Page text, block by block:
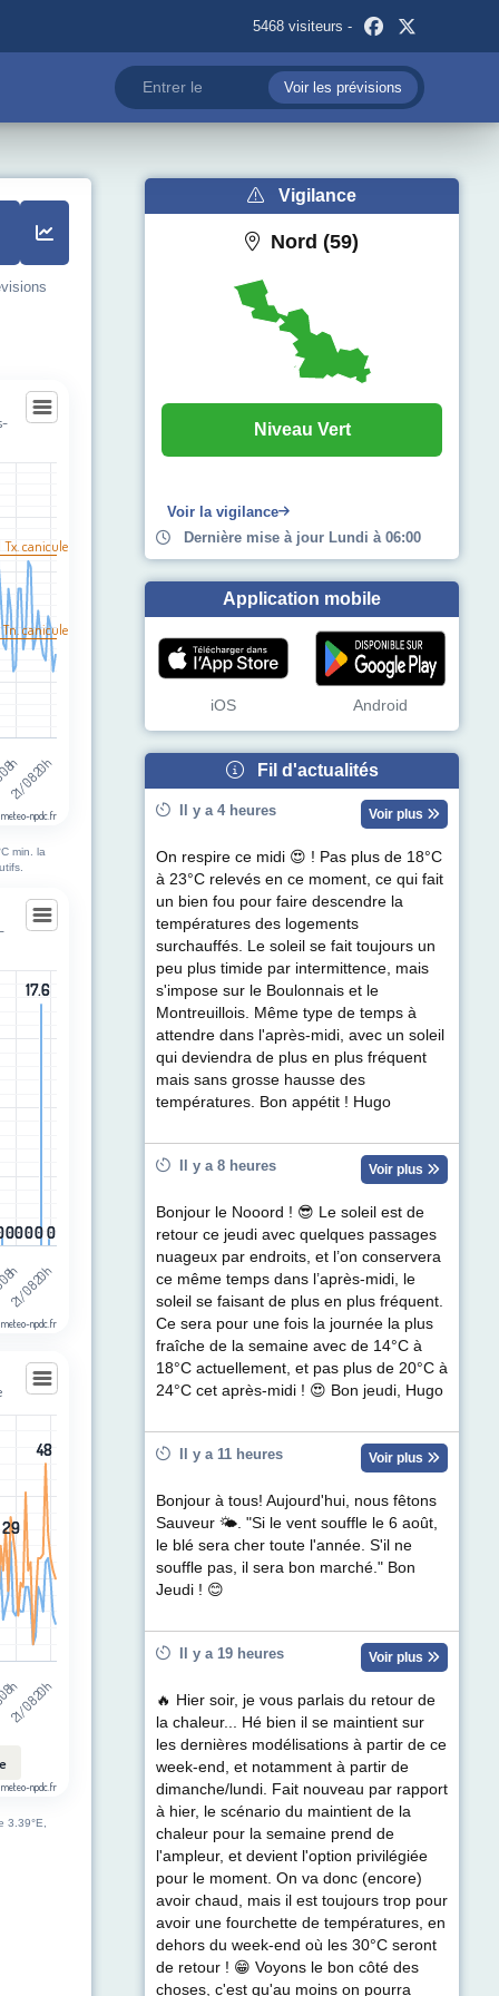
5468 visiteurs -
Voir les prévisions
(°C). Data ranges from 11 to 39.
21/08 20h
meteo-npdc.fr
Tx. canicule
canicule
min. la
de précipitations (mm). Data ranges from 0 to 17.6.
0
00
00
00
0
17.6
17.6
0
0
21/08 20h
meteo-npdc.fr
(km/h). Data ranges from 1 to 48.
29
29
48
48
21/08 20h
meteo-npdc.fr
3.39°E,
Vigilance
Nord (59)
Niveau Vert
Voir la vigilance
Dernière mise à jour Lundi à 06:00
Application mobile
iOS Android
Fil d'actualités
Il y a 4 heures Voir plus
On respire ce midi 😍 ! Pas plus de 18°C
à 23°C relevés en ce moment, ce qui fait
un bien fou pour faire descendre la
températures des logements
surchauffés. Le soleil se fait toujours un
peu plus timide par intermittence, mais
s'impose sur le Boulonnais et le
Montreuillois. Même type de temps à
attendre dans l'après-midi, avec un soleil
qui deviendra de plus en plus fréquent
mais sans grosse hausse des
températures. Bon appétit ! Hugo
Il y a 8 heures Voir plus
Bonjour le Nooord ! 😎 Le soleil est de
retour ce jeudi avec quelques passages
nuageux par endroits, et l’on conservera
ce même temps dans l’après-midi, le
soleil se faisant de plus en plus fréquent.
Ce sera pour une fois la journée la plus
fraîche de la semaine avec de 14°C à
18°C actuellement, et pas plus de 20°C à
24°C cet après-midi ! 😍 Bon jeudi, Hugo
Il y a 11 heures Voir plus
Bonjour à tous! Aujourd'hui, nous fêtons
Sauveur 🌤. "Si le vent souffle le 6 août,
le blé sera cher toute l'année. S'il ne
souffle pas, il sera bon marché." Bon
Jeudi ! 😊
Il y a 19 heures Voir plus
🔥 Hier soir, je vous parlais du retour de
la chaleur... Hé bien il se maintient sur
les dernières modélisations à partir de ce
week-end, et notamment à partir de
dimanche/lundi. Fait nouveau par rapport
à hier, le scénario du maintient de la
chaleur pour la semaine prend de
l'ampleur, et devient l'option privilégiée
pour le moment. On va donc (encore)
avoir chaud, mais il est toujours trop pour
avoir une fourchette de températures, en
dehors du week-end où les 30°C seront
de retour ! 😁 Voyons le bon côté des
choses, c'est qu'au moins on pourra